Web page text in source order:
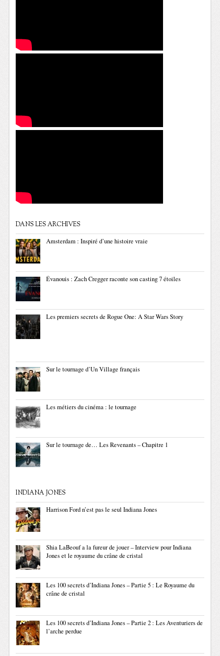
DANS LES ARCHIVES
Amsterdam : Inspiré d’une histoire vraie
Évanouis : Zach Cregger raconte son casting 7 étoiles
Les premiers secrets de Rogue One: A Star Wars Story
Sur le tournage d’Un Village français
Les métiers du cinéma : le tournage
Sur le tournage de… Les Revenants – Chapitre 1
INDIANA JONES
Harrison Ford n’est pas le seul Indiana Jones
Shia LaBeouf a la fureur de jouer – Interview pour Indiana
Jones et le royaume du crâne de cristal
Les 100 secrets d’Indiana Jones – Partie 5 : Le Royaume du
crâne de cristal
Les 100 secrets d’Indiana Jones – Partie 2 : Les Aventuriers de
l’arche perdue